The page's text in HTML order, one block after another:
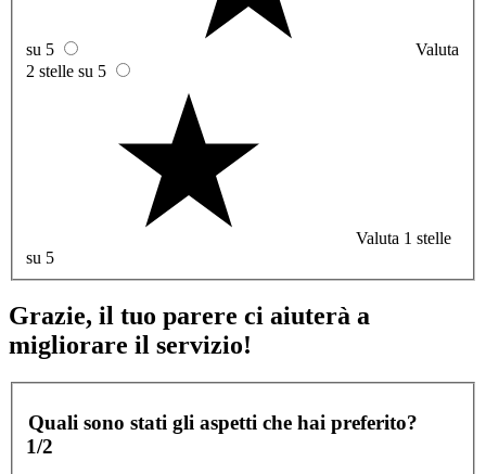
su 5
Valuta
2 stelle su 5
Valuta 1 stelle
su 5
Grazie, il tuo parere ci aiuterà a
migliorare il servizio!
Quali sono stati gli aspetti che hai preferito?
1/2